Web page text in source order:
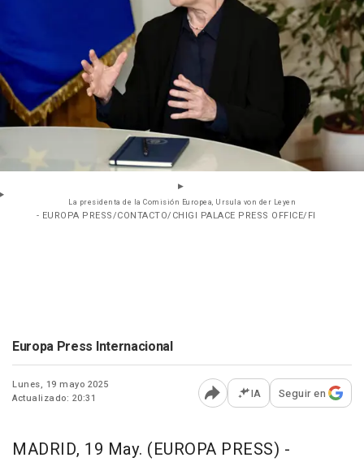
La presidenta de la Comisión Europea, Ursula von der Leyen
- EUROPA PRESS/CONTACTO/CHIGI PALACE PRESS OFFICE/FI
Europa Press Internacional
Lunes, 19 mayo 2025
Actualizado: 20:31
Abrir opciones para
IA Seguir en
MADRID, 19 May. (EUROPA PRESS) -